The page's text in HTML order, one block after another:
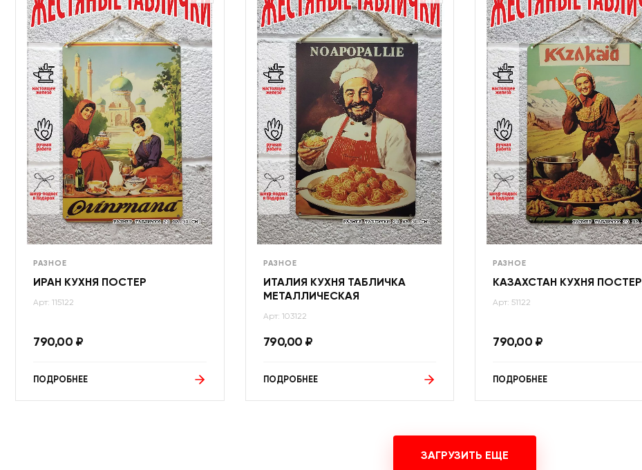
РАЗНОЕ
ИРАН КУХНЯ ПОСТЕР
Арт: 115122
790,00 ₽
ПОДРОБНЕЕ
РАЗНОЕ
ИТАЛИЯ КУХНЯ ТАБЛИЧКА
МЕТАЛЛИЧЕСКАЯ
Арт: 103122
790,00 ₽
ПОДРОБНЕЕ
РАЗНОЕ
КАЗАХСТАН КУХНЯ ПОСТЕР
Арт: 51122
790,00 ₽
ПОДРОБНЕЕ
ЗАГРУЗИТЬ ЕЩЕ